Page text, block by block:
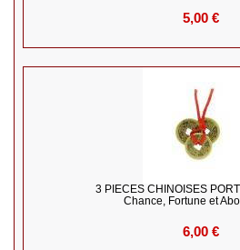
5,00 €
3 PIECES CHINOISES
Chance, Fortune et
6,00 €